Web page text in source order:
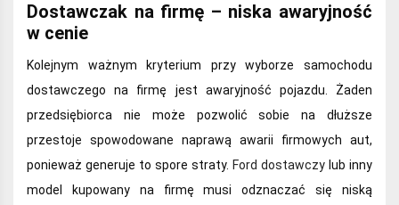
Dostawczak na firmę – niska awaryjność
w cenie
Kolejnym ważnym kryterium przy wyborze samochodu
dostawczego na firmę jest awaryjność pojazdu. Żaden
przedsiębiorca nie może pozwolić sobie na dłuższe
przestoje spowodowane naprawą awarii firmowych aut,
ponieważ generuje to spore straty. Ford dostawczy lub inny
model kupowany na firmę musi odznaczać się niską